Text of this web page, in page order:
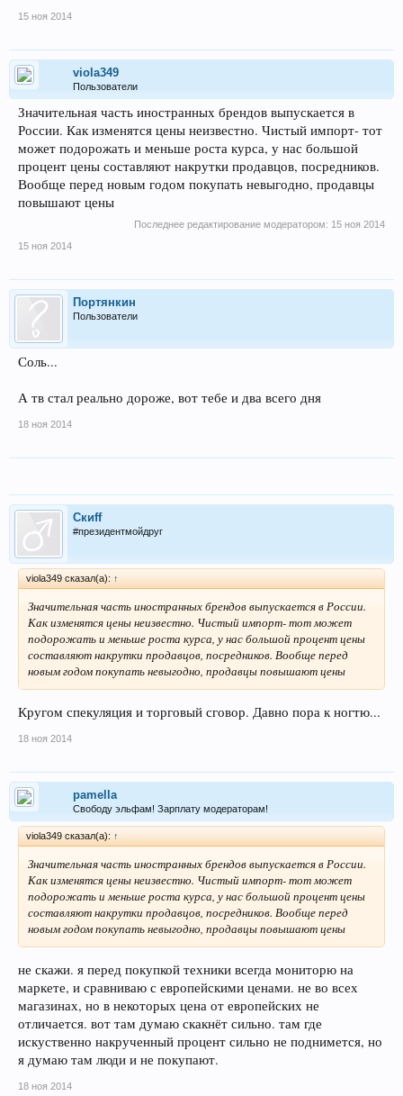
15 ноя 2014
viola349
Пользователи
Значительная часть иностранных брендов выпускается в
России. Как изменятся цены неизвестно. Чистый импорт- тот
может подорожать и меньше роста курса, у нас большой
процент цены составляют накрутки продавцов, посредников.
Вообще перед новым годом покупать невыгодно, продавцы
повышают цены
Последнее редактирование модератором: 15 ноя 2014
15 ноя 2014
Портянкин
Пользователи
Соль...
А тв стал реально дороже, вот тебе и два всего дня
18 ноя 2014
Скиff
#президентмойдруг
viola349 сказал(а): ↑
Значительная часть иностранных брендов выпускается в России.
Как изменятся цены неизвестно. Чистый импорт- тот может
подорожать и меньше роста курса, у нас большой процент цены
составляют накрутки продавцов, посредников. Вообще перед
новым годом покупать невыгодно, продавцы повышают цены
Кругом спекуляция и торговый сговор. Давно пора к ногтю...
18 ноя 2014
pamella
Свободу эльфам! Зарплату модераторам!
viola349 сказал(а): ↑
Значительная часть иностранных брендов выпускается в России.
Как изменятся цены неизвестно. Чистый импорт- тот может
подорожать и меньше роста курса, у нас большой процент цены
составляют накрутки продавцов, посредников. Вообще перед
новым годом покупать невыгодно, продавцы повышают цены
не скажи. я перед покупкой техники всегда мониторю на
маркете, и сравниваю с европейскими ценами. не во всех
магазинах, но в некоторых цена от европейских не
отличается. вот там думаю скакнёт сильно. там где
искуственно накрученный процент сильно не поднимется, но
я думаю там люди и не покупают.
18 ноя 2014